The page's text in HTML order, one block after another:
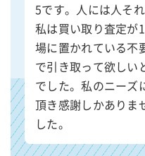
5です。人には人そ
私は買い取り査定が
場に置かれている不
で引き取って欲しい
でした。私のニーズ
頂き感謝しかありま
した。